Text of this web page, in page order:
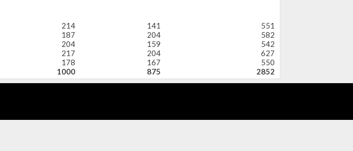
214 141
551
187 204
582
204 159
542
217 204
627
178 167
550
1000 875 2852